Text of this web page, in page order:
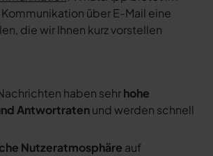
über E-Mail eine
die wir Ihnen kurz vorstellen
haben sehrhohe
Antwortratenund werden schnell
Nutzeratmosphäre auf